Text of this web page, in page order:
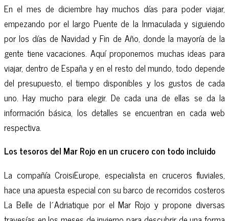
En el mes de diciembre hay muchos días para poder viajar,
empezando por el largo Puente de la Inmaculada y siguiendo
por los días de Navidad y Fin de Año, donde la mayoría de la
gente tiene vacaciones. Aquí proponemos muchas ideas para
viajar, dentro de España y en el resto del mundo, todo depende
del presupuesto, el tiempo disponibles y los gustos de cada
uno. Hay mucho para elegir. De cada una de ellas se da la
información básica, los detalles se encuentran en cada web
respectiva.
Los tesoros del Mar Rojo en un crucero con todo incluido
La compañía CroisiEurope, especialista en cruceros fluviales,
hace una apuesta especial con su barco de recorridos costeros
La Belle de l´Adriatique por el Mar Rojo y propone diversas